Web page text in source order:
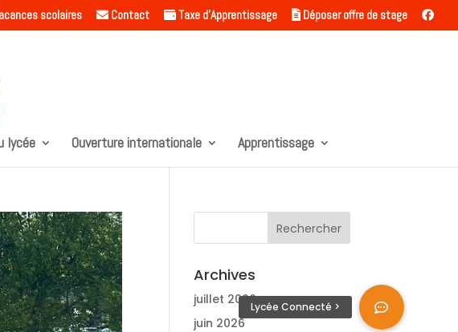
scolaires Contact Taxe d’Apprentissage Déposer offre de stage
lycée Ouverture internationale Apprentissage
Archives
juillet 2026
juin 2026